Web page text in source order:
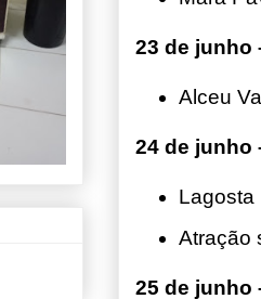
23 de junho
Alceu
24 de junho
Lagosta
Atração
25 de junho